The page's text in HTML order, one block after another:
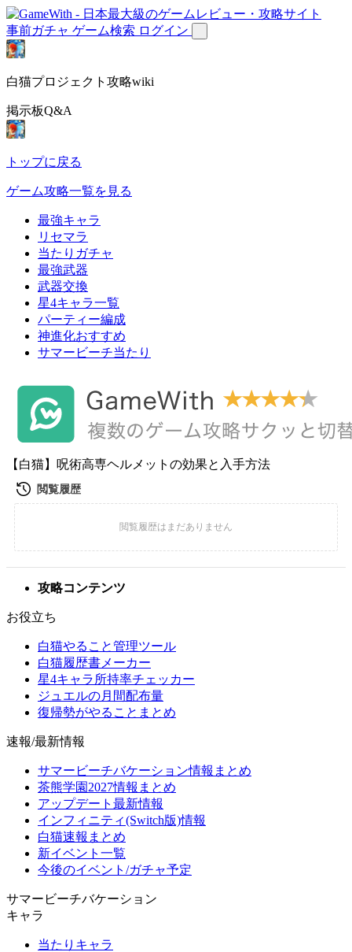
事前ガチャ ゲーム検索 ログイン
白猫プロジェクト攻略wiki
掲示板Q&A
トップに戻る
ゲーム攻略一覧を見る
最強キャラ
リセマラ
当たりガチャ
最強武器
武器交換
星4キャラ一覧
パーティー編成
神進化おすすめ
サマービーチ当たり
【白猫】呪術高専ヘルメットの効果と入手方法
攻略コンテンツ
お役立ち
白猫やること管理ツール
白猫履歴書メーカー
星4キャラ所持率チェッカー
ジュエルの月間配布量
復帰勢がやることまとめ
速報/最新情報
サマービーチバケーション情報まとめ
茶熊学園2027情報まとめ
アップデート最新情報
インフィニティ(Switch版)情報
白猫速報まとめ
新イベント一覧
今後のイベント/ガチャ予定
サマービーチバケーション
キャラ
当たりキャラ